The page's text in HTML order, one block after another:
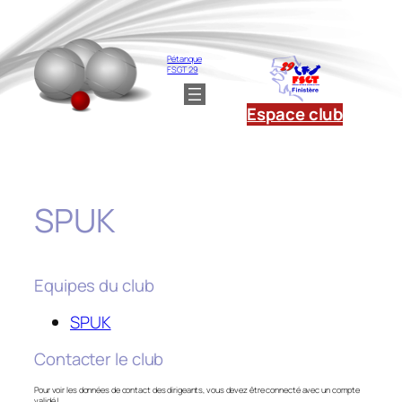
au
contenu
Pétanque
FSGT 29
Espace club
SPUK
Equipes du club
SPUK
Contacter le club
Pour voir les données de contact des dirigeants, vous devez être connecté avec un compte